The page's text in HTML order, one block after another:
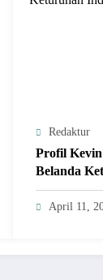
Redaktur
Profil Kevin
Belanda
April 11,